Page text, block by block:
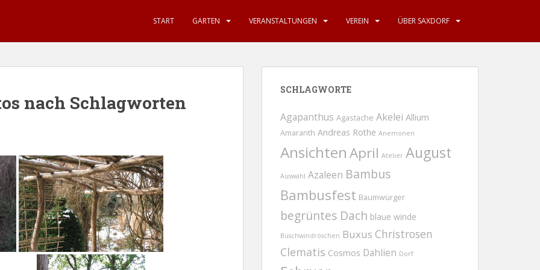
START GARTEN VERANSTALTUNGEN VEREIN ÜBER SAXDORF
nach Schlagworten
SCHLAGWORTE
Agapanthus Agastache Akelei Allium
Amaranth Andreas Rothe Anemonen
AnsichtenApril Atelier August
Auswahl Azaleen Bambus
Bambusfest Baumwürger
begrüntes Dach blaue winde
Buschwindröschen Buxus Christrosen
Clematis Cosmos Dahlien Dorf